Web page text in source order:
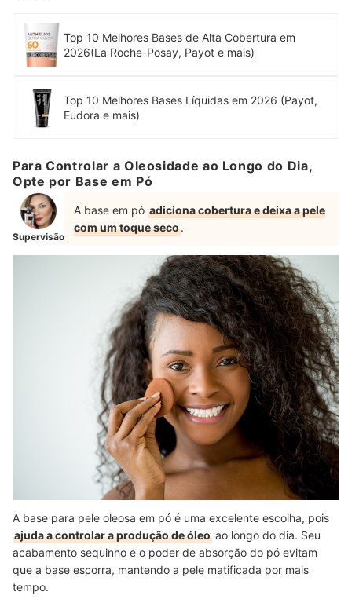
Top 10 Melhores Bases de Alta Cobertura em
2026(La Roche-Posay, Payot e mais)
Top 10 Melhores Bases Líquidas em 2026 (Payot,
Eudora e mais)
Para Controlar a Oleosidade ao Longo do Dia,
Opte por Base em Pó
Supervisão
A base em pó adiciona cobertura e deixa a pele
com um toque seco.
A base para pele oleosa em pó é uma excelente escolha, pois
ajuda a controlar a produção de óleo ao longo do dia. Seu
acabamento sequinho e o poder de absorção do pó evitam
que a base escorra, mantendo a pele matificada por mais
tempo.